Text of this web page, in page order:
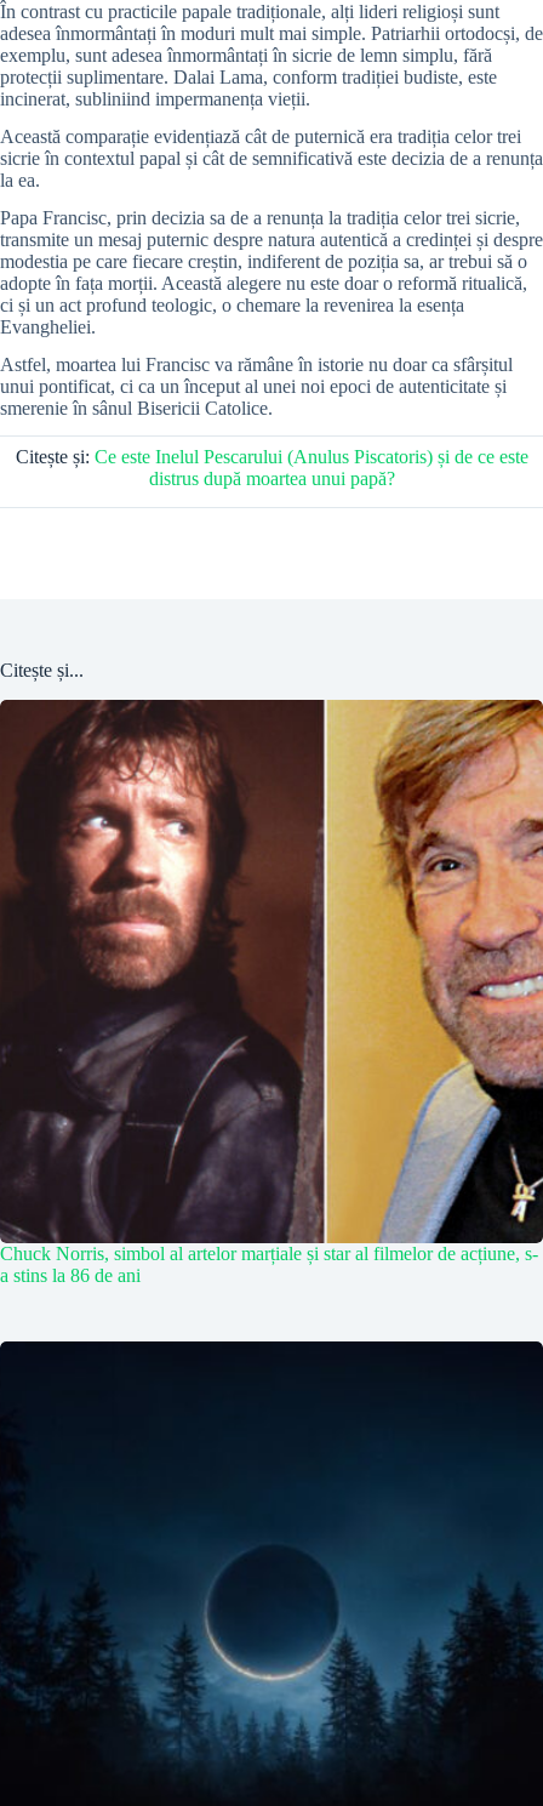
În contrast cu practicile papale tradiționale, alți lideri religioși sunt
adesea înmormântați în moduri mult mai simple. Patriarhii ortodocși, de
exemplu, sunt adesea înmormântați în sicrie de lemn simplu, fără
protecții suplimentare. Dalai Lama, conform tradiției budiste, este
incinerat, subliniind impermanența vieții.
Această comparație evidențiază cât de puternică era tradiția celor trei
sicrie în contextul papal și cât de semnificativă este decizia de a renunța
la ea.
Papa Francisc, prin decizia sa de a renunța la tradiția celor trei sicrie,
transmite un mesaj puternic despre natura autentică a credinței și despre
modestia pe care fiecare creștin, indiferent de poziția sa, ar trebui să o
adopte în fața morții. Această alegere nu este doar o reformă ritualică,
ci și un act profund teologic, o chemare la revenirea la esența
Evangheliei.
Astfel, moartea lui Francisc va rămâne în istorie nu doar ca sfârșitul
unui pontificat, ci ca un început al unei noi epoci de autenticitate și
smerenie în sânul Bisericii Catolice.
Citește și: Ce este Inelul Pescarului (Anulus Piscatoris) și de ce este
distrus după moartea unui papă?
Citește și...
Chuck Norris, simbol al artelor marțiale și star al filmelor de acțiune, s-
a stins la 86 de ani